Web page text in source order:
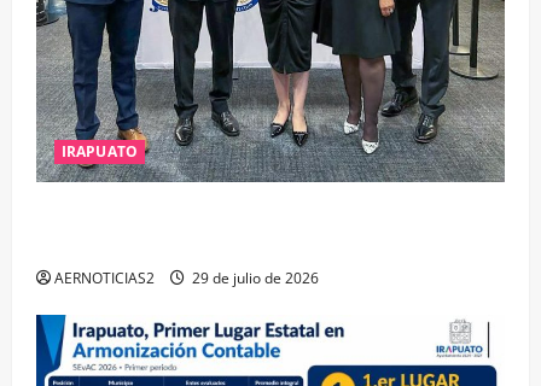
IRAPUATO
AERNOTICIAS2 29 de julio de 2026